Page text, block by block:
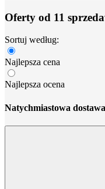
Oferty od 11
Sortuj według:
Najlepsza cena
Najlepsza ocena
Natychmiastowa dostawa